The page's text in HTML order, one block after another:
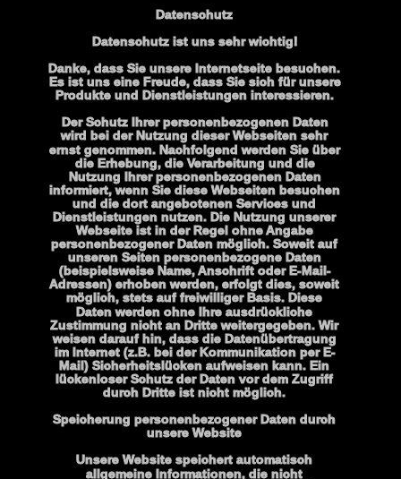
Datenschutz
Datenschutz ist uns sehr wichtig!
Danke, dass Sie unsere Internetseite besuchen.
Es ist uns eine Freude, dass Sie sich für unsere
Produkte und Dienstleistungen interessieren.
Der Schutz Ihrer personenbezogenen Daten
wird bei der Nutzung dieser Webseiten sehr
ernst genommen. Nachfolgend werden Sie über
die Erhebung, die Verarbeitung und die
Nutzung Ihrer personenbezogenen Daten
informiert, wenn Sie diese Webseiten besuchen
und die dort angebotenen Services und
Dienstleistungen nutzen. Die Nutzung unserer
Webseite ist in der Regel ohne Angabe
personenbezogener Daten möglich. Soweit auf
unseren Seiten personenbezogene Daten
(beispielsweise Name, Anschrift oder E-Mail-
Adressen) erhoben werden, erfolgt dies, soweit
möglich, stets auf freiwilliger Basis. Diese
Daten werden ohne Ihre ausdrückliche
Zustimmung nicht an Dritte weitergegeben. Wir
weisen darauf hin, dass die Datenübertragung
im Internet (z.B. bei der Kommunikation per E-
Mail) Sicherheitslücken aufweisen kann. Ein
lückenloser Schutz der Daten vor dem Zugriff
durch Dritte ist nicht möglich.
Speicherung personenbezogener Daten durch
unsere Website
Unsere Website speichert automatisch
allgemeine Informationen, die nicht